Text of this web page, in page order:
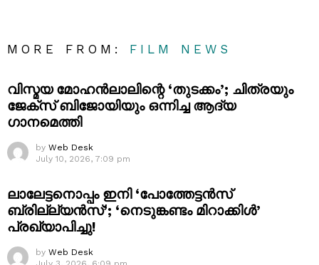
MORE FROM: FILM NEWS
വിസ്മയ മോഹൻലാലിന്റെ ‘തുടക്കം’; ചിത്രയും
ജേക്സ് ബിജോയിയും ഒന്നിച്ച ആദ്യ
ഗാനമെത്തി
by Web Desk
July 10, 2026, 7:09 pm
ലാലേട്ടനൊപ്പം ഇനി ‘പോത്തേട്ടൻസ്
ബ്രില്ല്യൻസ്’; ‘നെടുങ്കണ്ടം മിറാക്കിൾ’
പ്രഖ്യാപിച്ചു!
by Web Desk